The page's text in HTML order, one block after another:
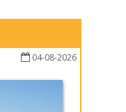
04-08-2026